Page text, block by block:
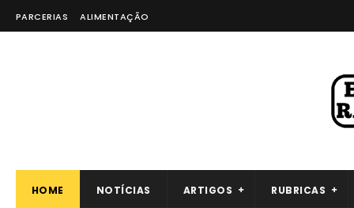
PARCERIAS ALIMENTAÇÃO
HOME NOTÍCIAS ARTIGOS RUBRICAS